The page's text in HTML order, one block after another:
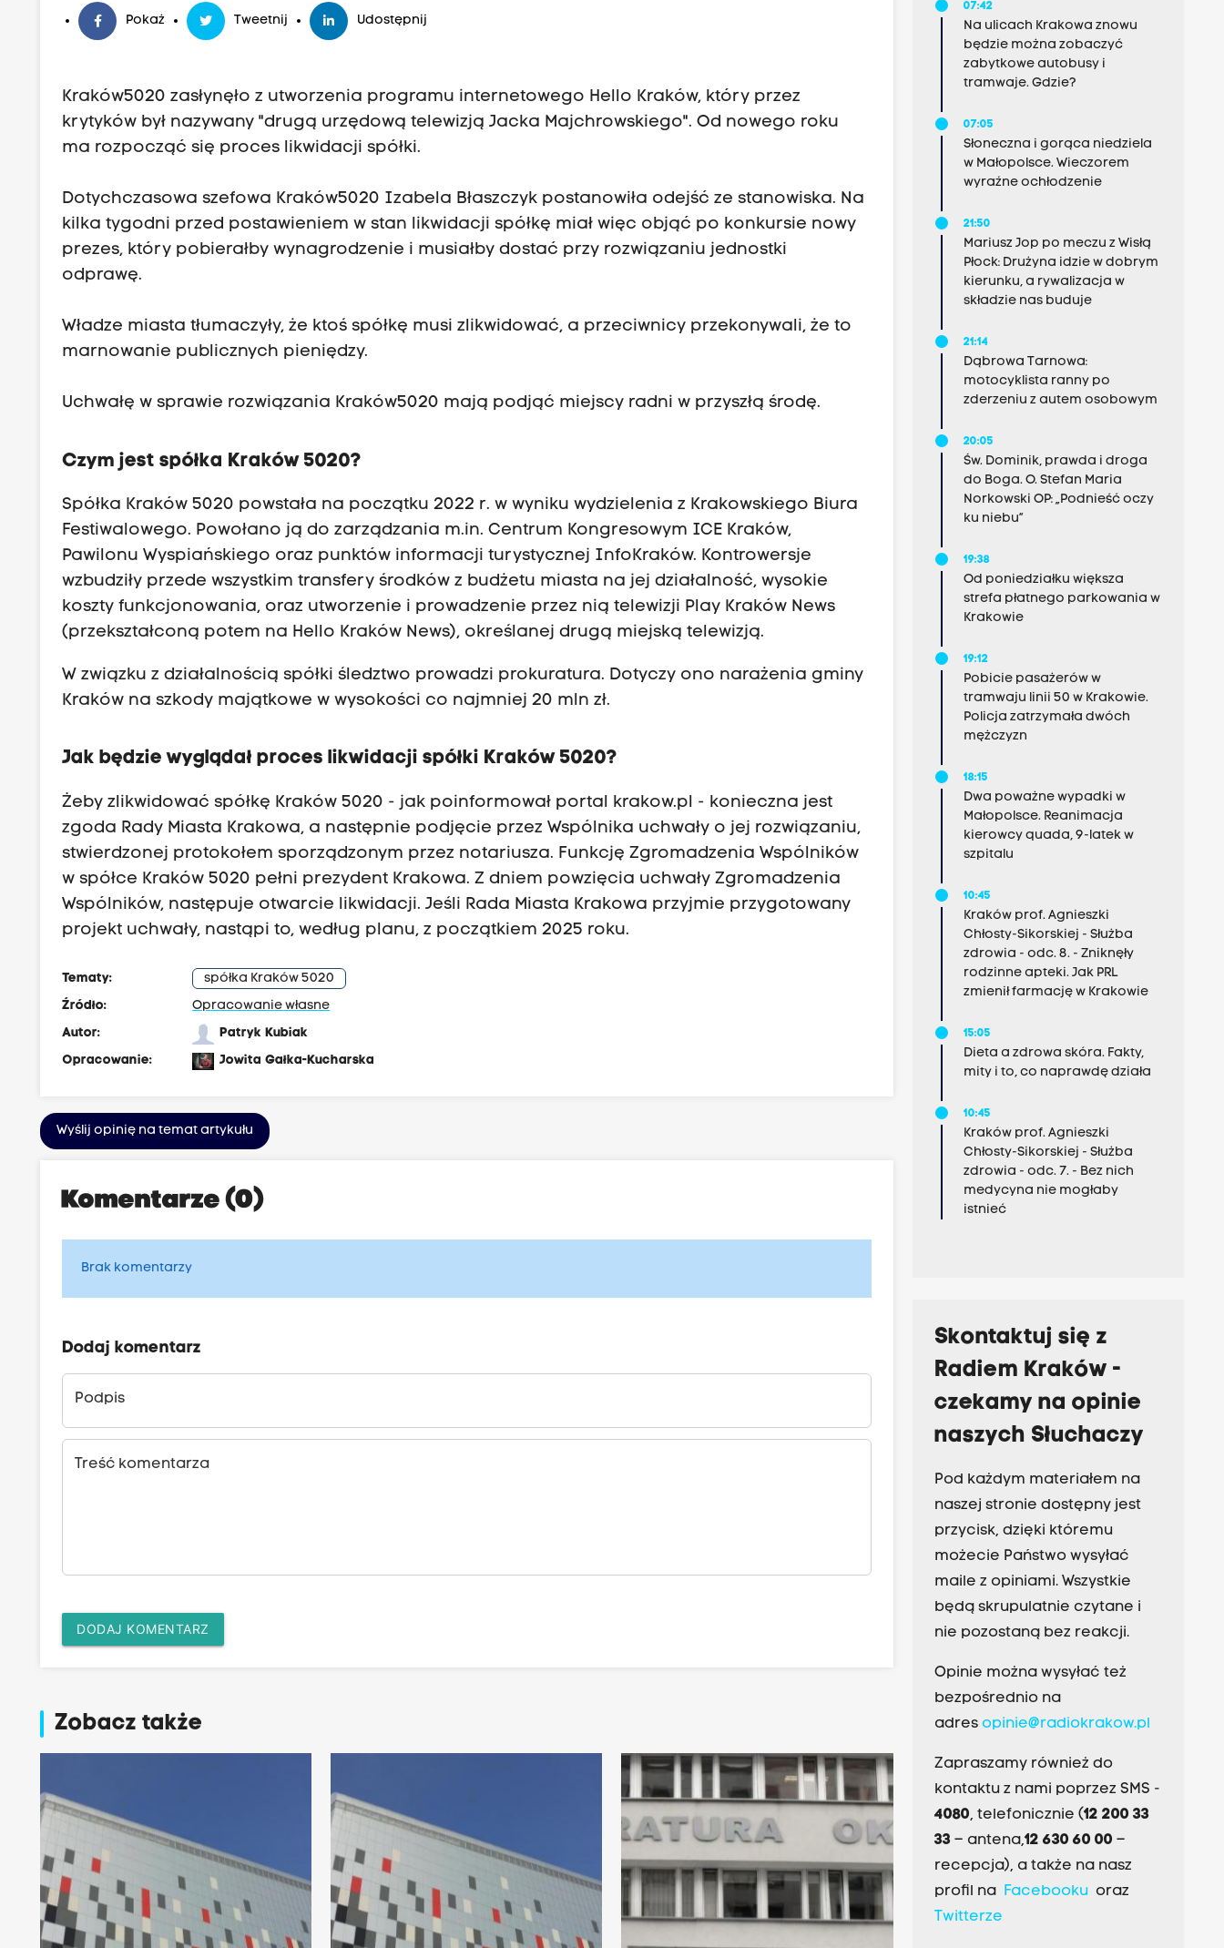
Pokaż Tweetnij Udostępnij
Kraków5020 zasłynęło z utworzenia programu internetowego Hello Kraków, który przez
krytyków był nazywany "drugą urzędową telewizją Jacka Majchrowskiego". Od nowego roku
ma rozpocząć się proces likwidacji spółki.
Dotychczasowa szefowa Kraków5020 Izabela Błaszczyk postanowiła odejść ze stanowiska. Na
kilka tygodni przed postawieniem w stan likwidacji spółkę miał więc objąć po konkursie nowy
prezes, który pobierałby wynagrodzenie i musiałby dostać przy rozwiązaniu jednostki
odprawę.
Władze miasta tłumaczyły, że ktoś spółkę musi zlikwidować, a przeciwnicy przekonywali, że to
marnowanie publicznych pieniędzy.
Uchwałę w sprawie rozwiązania Kraków5020 mają podjąć miejscy radni w przyszłą środę.
Czym jest spółka Kraków 5020?
Spółka Kraków 5020 powstała na początku 2022 r. w wyniku wydzielenia z Krakowskiego Biura
Festiwalowego. Powołano ją do zarządzania m.in. Centrum Kongresowym ICE Kraków,
Pawilonu Wyspiańskiego oraz punktów informacji turystycznej InfoKraków. Kontrowersje
wzbudziły przede wszystkim transfery środków z budżetu miasta na jej działalność, wysokie
koszty funkcjonowania, oraz utworzenie i prowadzenie przez nią telewizji Play Kraków News
(przekształconą potem na Hello Kraków News), określanej drugą miejską telewizją.
W związku z działalnością spółki śledztwo prowadzi prokuratura. Dotyczy ono narażenia gminy
Kraków na szkody majątkowe w wysokości co najmniej 20 mln zł.
Jak będzie wyglądał proces likwidacji spółki Kraków 5020?
Żeby zlikwidować spółkę Kraków 5020 - jak poinformował portal krakow.pl - konieczna jest
zgoda Rady Miasta Krakowa, a następnie podjęcie przez Wspólnika uchwały o jej rozwiązaniu,
stwierdzonej protokołem sporządzonym przez notariusza. Funkcję Zgromadzenia Wspólników
w spółce Kraków 5020 pełni prezydent Krakowa. Z dniem powzięcia uchwały Zgromadzenia
Wspólników, następuje otwarcie likwidacji. Jeśli Rada Miasta Krakowa przyjmie przygotowany
projekt uchwały, nastąpi to, według planu, z początkiem 2025 roku.
Tematy:
spółka Kraków 5020
Źródło:
Opracowanie własne
Autor:
Patryk Kubiak
Opracowanie:
Jowita Gałka-Kucharska
Wyślij opinię na temat artykułu
Komentarze (0)
Brak komentarzy
Dodaj komentarz
Podpis
Treść komentarza
DODAJ KOMENTARZ
Zobacz także
07:42
Na ulicach Krakowa znowu
będzie można zobaczyć
zabytkowe autobusy i
tramwaje. Gdzie?
07:05
Słoneczna i gorąca niedziela
w Małopolsce. Wieczorem
wyraźne ochłodzenie
21:50
Mariusz Jop po meczu z Wisłą
Płock: Drużyna idzie w dobrym
kierunku, a rywalizacja w
składzie nas buduje
21:14
Dąbrowa Tarnowa:
motocyklista ranny po
zderzeniu z autem osobowym
20:05
Św. Dominik, prawda i droga
do Boga. O. Stefan Maria
Norkowski OP: „Podnieść oczy
ku niebu”
19:38
Od poniedziałku większa
strefa płatnego parkowania w
Krakowie
19:12
Pobicie pasażerów w
tramwaju linii 50 w Krakowie.
Policja zatrzymała dwóch
mężczyzn
18:15
Dwa poważne wypadki w
Małopolsce. Reanimacja
kierowcy quada, 9-latek w
szpitalu
10:45
Kraków prof. Agnieszki
Chłosty-Sikorskiej - Służba
zdrowia - odc. 8. - Zniknęły
rodzinne apteki. Jak PRL
zmienił farmację w Krakowie
15:05
Dieta a zdrowa skóra. Fakty,
mity i to, co naprawdę działa
10:45
Kraków prof. Agnieszki
Chłosty-Sikorskiej - Służba
zdrowia - odc. 7. - Bez nich
medycyna nie mogłaby
istnieć
Skontaktuj się z
Radiem Kraków -
czekamy na opinie
naszych Słuchaczy
Pod każdym materiałem na
naszej stronie dostępny jest
przycisk, dzięki któremu
możecie Państwo wysyłać
maile z opiniami. Wszystkie
będą skrupulatnie czytane i
nie pozostaną bez reakcji.
Opinie można wysyłać też
bezpośrednio na
adres opinie@radiokrakow.pl
Zapraszamy również do
kontaktu z nami poprzez SMS -
4080, telefonicznie (12 200 33
33– antena,12 630 60 00 –
recepcja), a także na nasz
profil na Facebookuoraz
Twitterze